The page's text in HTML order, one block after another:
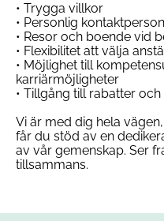
• Trygga villkor
• Personlig kontaktperson
• Resor och boende vid
• Flexibilitet att välja
• Möjlighet till
karriärmöjligheter
• Tillgång till rabatter
Vi är med dig hela
får du stöd av en
av vår gemenskap. Ser
tillsammans.